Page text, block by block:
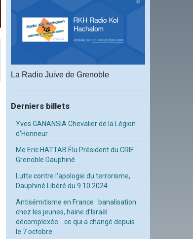
La Radio Juive de Grenoble
Derniers billets
Yves GANANSIA Chevalier de la Légion
d'Honneur
Me Eric HATTAB Élu Président du CRIF
Grenoble Dauphiné
Lutte contre l'apologie du terrorisme,
Dauphiné Libéré du 9.10.2024
Antisémitisme en France : banalisation
chez les jeunes, haine d’Israël
décomplexée… ce qui a changé depuis
le 7 octobre